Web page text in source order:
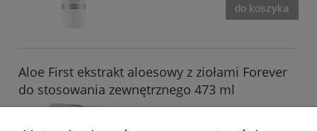
do koszyka
Aloe First ekstrakt aloesowy z ziołami Forever
do stosowania zewnętrznego 473 ml
Wysyłka w:
24 godziny